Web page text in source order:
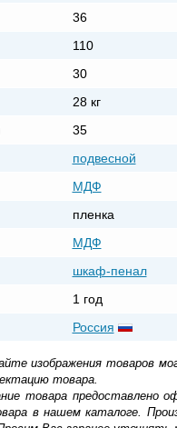
36
110
30
28 кг
35
подвесной
МДФ
пленка
МДФ
шкаф-пенал
1 год
Россия
изображения товаров
товара.
товара предоставлено
в нашем каталоге.